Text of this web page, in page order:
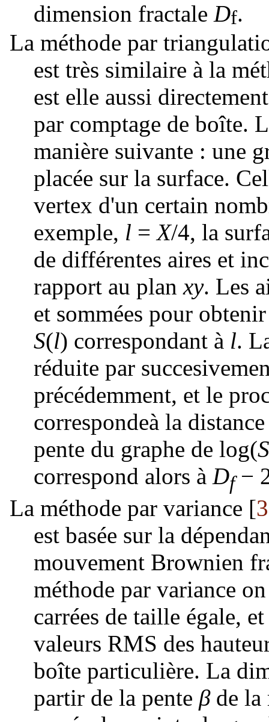
dimension fractale Df.
La méthode par
est très similaire à la
est elle aussi
par comptage de boîte.
manière suivante : une
placée sur la surface.
vertex d'un certain
exemple, l =X/4, la
de différentes aires et
rapport au planxy. Les
et sommées pour
S(l) correspondant à l.
réduite par
précédemment, et le
correspondeà la
pente du graphe de log(S
correspond alors à Df−
La méthode par variance [3
est basée sur la
mouvement Brownien
méthode par variance
carrées de taille égale,
valeurs RMS des
boîte particulière. La
partir de la pente βde la